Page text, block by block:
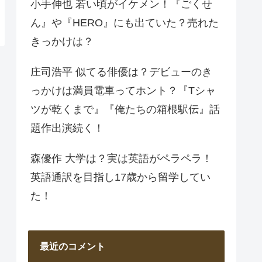
小手伸也 若い頃がイケメン！『ごくせ
ん』や『HERO』にも出ていた？売れた
きっかけは？
庄司浩平 似てる俳優は？デビューのき
っかけは満員電車ってホント？『Tシャ
ツが乾くまで』『俺たちの箱根駅伝』話
題作出演続く！
森優作 大学は？実は英語がペラペラ！
英語通訳を目指し17歳から留学してい
た！
最近のコメント